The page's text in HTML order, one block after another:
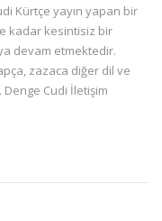
Kürtçe yayın yapan bir
kadar kesintisiz bir
devam etmektedir.
zazaca diğer dil ve
Cudi İletişim